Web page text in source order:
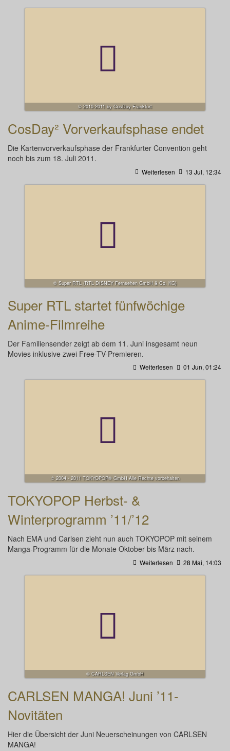
© 2010-2011 by CosDay Frankfurt
CosDay² Vorverkaufsphase endet
Die Kartenvorverkaufsphase der Frankfurter Convention geht
noch bis zum 18. Juli 2011.
Weiterlesen 13 Jul, 12:34
© Super RTL (RTL DISNEY Fernsehen GmbH & Co. KG)
Super RTL startet fünfwöchige
Anime-Filmreihe
Der Familiensender zeigt ab dem 11. Juni insgesamt neun
Movies inklusive zwei Free-TV-Premieren.
Weiterlesen 01 Jun, 01:24
© 2004 - 2011 TOKYOPOP® GmbH Alle Rechte vorbehalten
TOKYOPOP Herbst- &
Winterprogramm ’11/’12
Nach EMA und Carlsen zieht nun auch TOKYOPOP mit seinem
Manga-Programm für die Monate Oktober bis März nach.
Weiterlesen 28 Mai, 14:03
© CARLSEN Verlag GmbH
CARLSEN MANGA! Juni ’11-
Novitäten
Hier die Übersicht der Juni Neuerscheinungen von CARLSEN
MANGA!